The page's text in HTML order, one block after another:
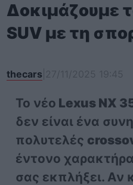
Δοκιμάζουμε
SUV με τη
thecars
Το νέο Lexus NX
δεν είναι ένα
πολυτελές
έντονο
σας εκπλήξει. Αν